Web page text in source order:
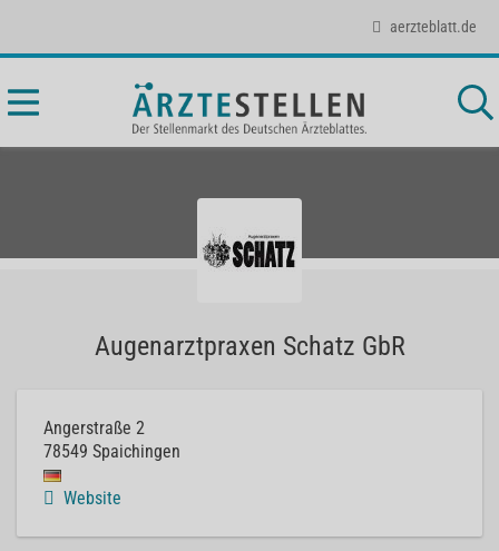
aerzteblatt.de
Augenarztpraxen Schatz GbR
Angerstraße 2
78549 Spaichingen
Website